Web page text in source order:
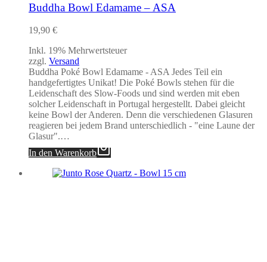
Buddha Bowl Edamame – ASA
19,90 €
Inkl. 19% Mehrwertsteuer
zzgl. Versand
Buddha Poké Bowl Edamame - ASA Jedes Teil ein
handgefertigtes Unikat! Die Poké Bowls stehen für die
Leidenschaft des Slow-Foods und sind werden mit eben
solcher Leidenschaft in Portugal hergestellt. Dabei gleicht
keine Bowl der Anderen. Denn die verschiedenen Glasuren
reagieren bei jedem Brand unterschiedlich - "eine Laune der
Glasur".…
In den Warenkorb